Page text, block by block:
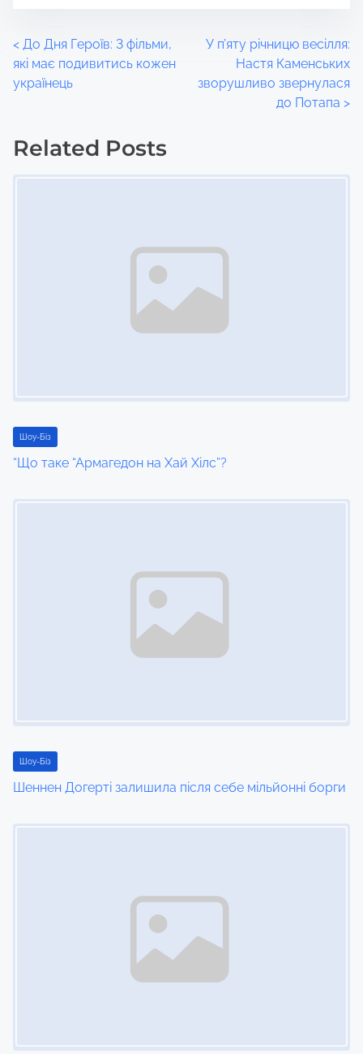
P
o
t
i
o
< До Дня Героїв: 3 фільми,
які має подивитись кожен
українець
У п’яту річницю весілля:
Настя Каменських
зворушливо звернулася
до Потапа >
Related Posts
Шоу-Біз
“Що таке “Армагедон на Хай Хілс”?
Шоу-Біз
Шеннен Догерті залишила після себе мільйонні борги
Image Placeholder